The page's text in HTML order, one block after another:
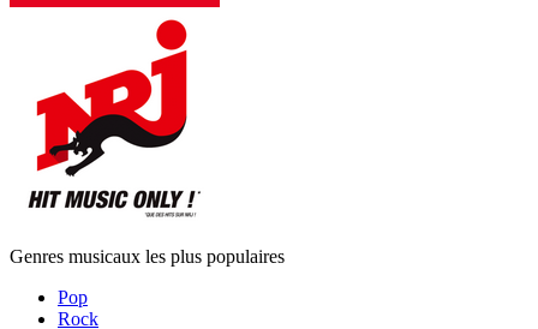
Genres musicaux les plus populaires
Pop
Rock